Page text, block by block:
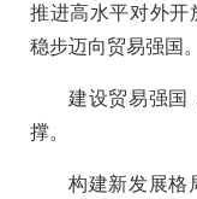
推进高水平对外开
稳步迈向贸易强国。
建设贸易强国
撑。
构建新发展格